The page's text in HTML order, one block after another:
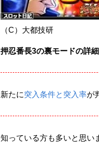
（C）大都技研
押忍番長3の裏モードの詳細
新たに突入条件と突入率が
知っている方も多いと思い